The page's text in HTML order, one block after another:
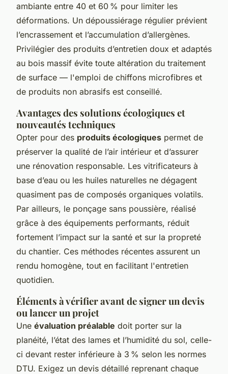
ambiante entre 40 et 60 % pour limiter les
déformations. Un dépoussiérage régulier prévient
l’encrassement et l’accumulation d’allergènes.
Privilégier des produits d’entretien doux et adaptés
au bois massif évite toute altération du traitement
de surface — l'emploi de chiffons microfibres et
de produits non abrasifs est conseillé.
Avantages des solutions écologiques et
nouveautés techniques
Opter pour des produits écologiques permet de
préserver la qualité de l’air intérieur et d’assurer
une rénovation responsable. Les vitrificateurs à
base d’eau ou les huiles naturelles ne dégagent
quasiment pas de composés organiques volatils.
Par ailleurs, le ponçage sans poussière, réalisé
grâce à des équipements performants, réduit
fortement l’impact sur la santé et sur la propreté
du chantier. Ces méthodes récentes assurent un
rendu homogène, tout en facilitant l'entretien
quotidien.
Éléments à vérifier avant de signer un devis
ou lancer un projet
Une évaluation préalable doit porter sur la
planéité, l’état des lames et l’humidité du sol, celle-
ci devant rester inférieure à 3 % selon les normes
DTU. Exigez un devis détaillé reprenant chaque